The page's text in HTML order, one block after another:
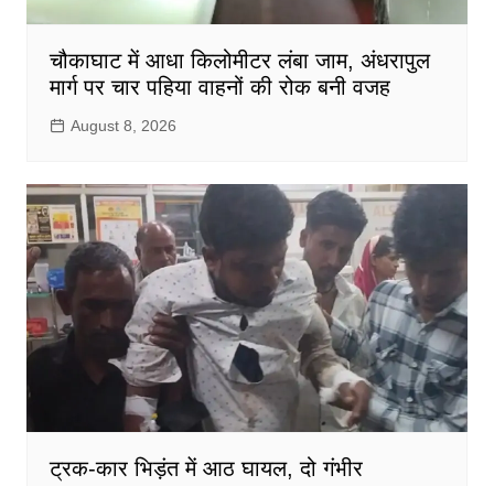
चौकाघाट में आधा किलोमीटर लंबा जाम, अंधरापुल
मार्ग पर चार पहिया वाहनों की रोक बनी वजह
August 8, 2026
ट्रक-कार भिड़ंत में आठ घायल, दो गंभीर